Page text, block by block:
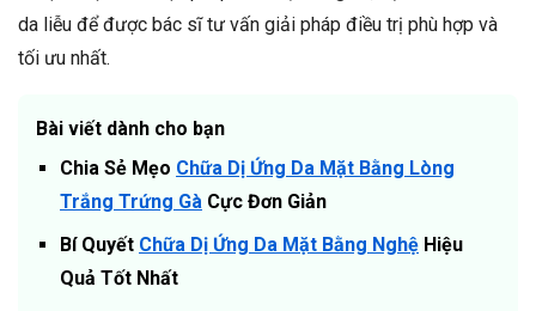
da liễu để được bác sĩ tư vấn giải pháp điều trị phù hợp và
tối ưu nhất.
Bài viết dành cho bạn
Chia Sẻ Mẹo Chữa Dị Ứng Da Mặt Bằng Lòng
Trắng Trứng Gà Cực Đơn Giản
Bí Quyết Chữa Dị Ứng Da Mặt Bằng Nghệ Hiệu
Quả Tốt Nhất